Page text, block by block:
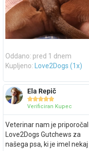
Oddano: pred 1 dnem
Kupljeno:
Love2Dogs (1x)
Ela Repič

Verificiran Kupec
Veterinar nam je priporočal
Love2Dogs Gutchews za
našega psa, ki je imel nekaj